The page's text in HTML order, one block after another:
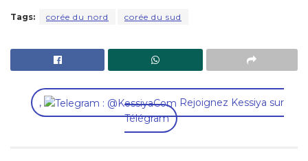
Tags: corée du nord corée du sud
,
Rejoignez Kessiya sur
Télégram